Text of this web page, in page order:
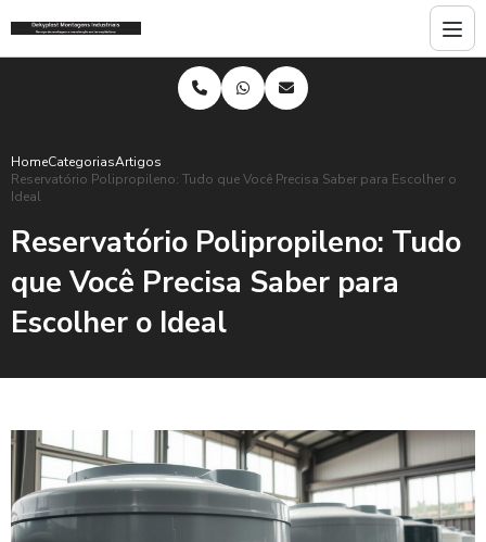
HomeCategoriasArtigos
Reservatório Polipropileno: Tudo que Você Precisa Saber para Escolher o
Ideal
Reservatório Polipropileno: Tudo
que Você Precisa Saber para
Escolher o Ideal